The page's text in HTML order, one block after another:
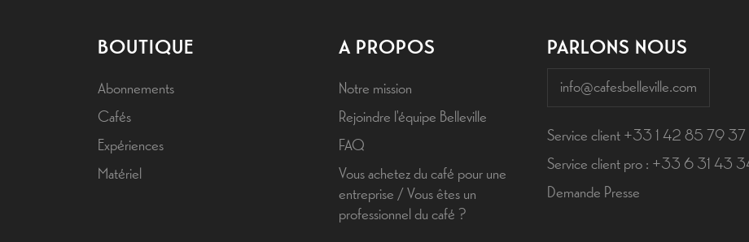
BOUTIQUE
Abonnements
Cafés
Expériences
Matériel
A PROPOS
Notre mission
Rejoindre l'équipe Belleville
FAQ
Vous achetez du café pour une
entreprise / Vous êtes un
professionnel du café ?
PARLONS NOUS
info@cafesbelleville.com
Service client +33 1 42 85 79 37
Service client pro : +33 6 31 43
Demande Presse